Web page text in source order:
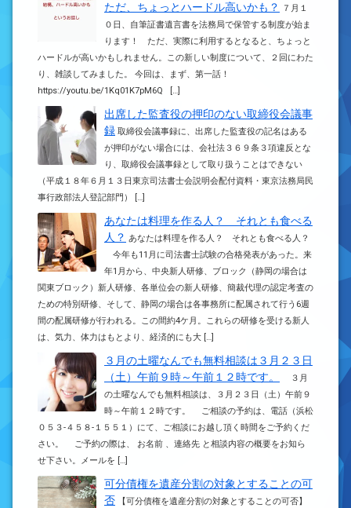
ただ、ちょっとハードル高いかも？
７月１
０日、自筆証書遺言書を法務局で保管する制度が始ま
ります！ ただ、実際に利用するとなると、ちょっと
ハードルが高いかもしれません。この新しい制度について、２回にわた
り、雑談してみました。 今回は、まず、第一話！
https://youtu.be/1Kq01K7pM6Q […]
出席した監査役の押印のない取締役会議事
録 取締役会議事録に、出席した監査役の記名はある
が押印がない場合には、会社法３６９条３項違反とな
り、取締役会議事録として取り扱うことはできない
（平成１８年６月１３日東京司法書士会説明会配付資料・東京法務局民
事行政部法人登記部門） […]
あなたは料理を作る人？ それとも食べる
人？ あなたは料理を作る人？ それとも食べる人？
今年も11月に司法書士試験の合格発表があった。来
年1月から、中央新人研修、ブロック（静岡の場合は
関東ブロック）新人研修、各単位会の新人研修、簡裁代理の認定考査の
ための特別研修、そして、静岡の場合は各事務所に配属されて行う6週
間の配属研修が行われる。この間約4ケ月。これらの研修を受ける新人
は、気力、体力はもとより、経済的にも大 […]
３月の土曜なんでも無料相談は３月２３日
（土）午前９時～午前１２時です。
３月
の土曜なんでも無料相談は、３月２３日（土）午前９
時～午前１２時です。 ご相談の予約は、電話（浜松
０５３-４５８-１５５１）にて、ご相談にお越し頂く時間をご予約くだ
さい。 ご予約の際は、 お名前 、連絡先 と相談内容の概要をお知ら
せ下さい。メールを […]
可分債権を遺産分割の対象とすることの可
否
【可分債権を遺産分割の対象とすることの可否】